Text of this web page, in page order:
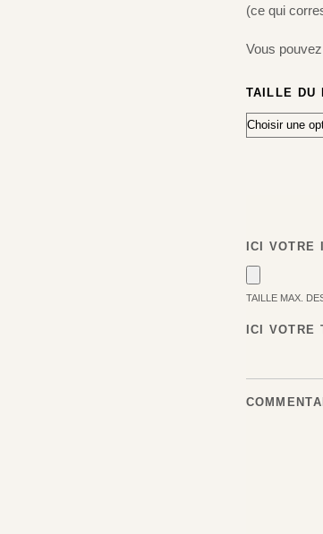
(ce qui
Vous
TAILLE DU
ICI VOTRE
TAILLE MAX.
ICI VOTRE